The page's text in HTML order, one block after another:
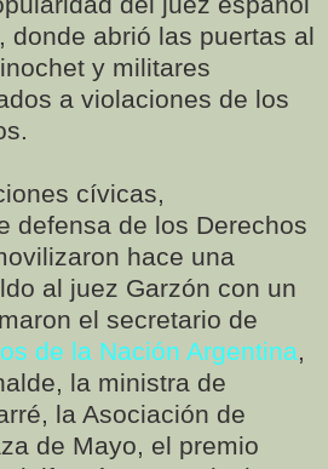
donde abrió las puertas al
y militares
a violaciones de los
cívicas,
defensa de los Derechos
hace una
al juez Garzón con un
el secretario de
de la Nación Argentina,
la ministra de
la Asociación de
de Mayo, el premio